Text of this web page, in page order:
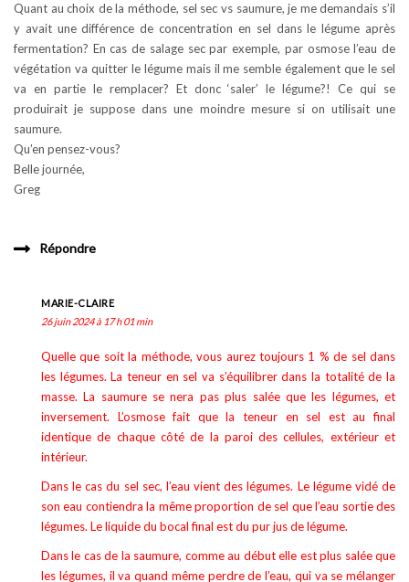
Quant au choix de la méthode, sel sec vs saumure, je me demandais s’il
y avait une différence de concentration en sel dans le légume après
fermentation? En cas de salage sec par exemple, par osmose l’eau de
végétation va quitter le légume mais il me semble également que le sel
va en partie le remplacer? Et donc ‘saler’ le légume?! Ce qui se
produirait je suppose dans une moindre mesure si on utilisait une
saumure.
Qu’en pensez-vous?
Belle journée,
Greg
Répondre
MARIE-CLAIRE
26 juin 2024 à 17 h 01 min
Quelle que soit la méthode, vous aurez toujours 1 % de sel dans
les légumes. La teneur en sel va s’équilibrer dans la totalité de la
masse. La saumure se nera pas plus salée que les légumes, et
inversement. L’osmose fait que la teneur en sel est au final
identique de chaque côté de la paroi des cellules, extérieur et
intérieur.
Dans le cas du sel sec, l’eau vient des légumes. Le légume vidé de
son eau contiendra la même proportion de sel que l’eau sortie des
légumes. Le liquide du bocal final est du pur jus de légume.
Dans le cas de la saumure, comme au début elle est plus salée que
les légumes, il va quand même perdre de l’eau, qui va se mélanger